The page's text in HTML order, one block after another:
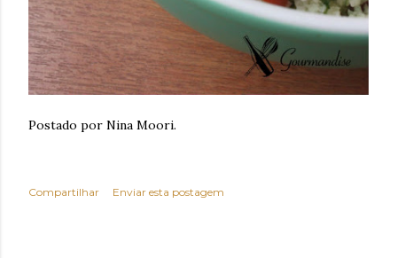
Postado por Nina Moori.
Compartilhar Enviar esta postagem